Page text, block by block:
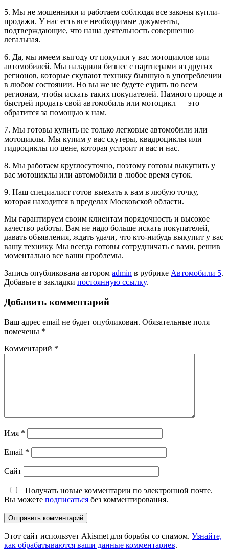
5. Мы не мошенники и работаем соблюдая все законы купли-
продажи. У нас есть все необходимые документы,
подтверждающие, что наша деятельность совершенно
легальная.
6. Да, мы имеем выгоду от покупки у вас мотоциклов или
автомобилей. Мы наладили бизнес с партнерами из других
регионов, которые скупают технику бывшую в употреблении
в любом состоянии. Но вы же не будете ездить по всем
регионам, чтобы искать таких покупателей. Намного проще и
быстрей продать свой автомобиль или мотоцикл — это
обратится за помощью к нам.
7. Мы готовы купить не только легковые автомобили или
мотоциклы. Мы купим у вас скутеры, квадроциклы или
гидроциклы по цене, которая устроит и вас и нас.
8. Мы работаем круглосуточно, поэтому готовы выкупить у
вас мотоциклы или автомобили в любое время суток.
9. Наш специалист готов выехать к вам в любую точку,
которая находится в пределах Московской области.
Мы гарантируем своим клиентам порядочность и высокое
качество работы. Вам не надо больше искать покупателей,
давать объявления, ждать удачи, что кто-нибудь выкупит у вас
вашу технику. Мы всегда готовы сотрудничать с вами, решив
моментально все ваши проблемы.
Запись опубликована автором admin в рубрике Автомобили 5.
Добавьте в закладки постоянную ссылку.
Добавить комментарий
Ваш адрес email не будет опубликован. Обязательные поля
помечены *
Комментарий *
Имя *
Email *
Сайт
Получать новые комментарии по электронной почте.
Вы можете подписаться без комментирования.
Этот сайт использует Akismet для борьбы со спамом. Узнайте,
как обрабатываются ваши данные комментариев.